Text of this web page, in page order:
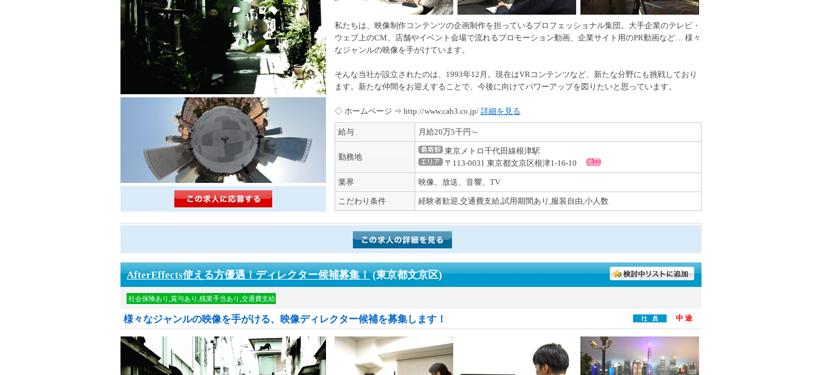
私たちは、映像制作コンテンツの企画制作を担っているプロフェッショナル集団。大手企業のテレビ・
ウェブ上のCM、店舗やイベント会場で流れるプロモーション動画、企業サイト用のPR動画など… 様々
なジャンルの映像を手がけています。
そんな当社が設立されたのは、1993年12月。現在はVRコンテンツなど、新たな分野にも挑戦しており
ます。新たな仲間をお迎えすることで、今後に向けてパワーアップを図りたいと思っています。
◇ ホームページ ⇒ http://www.cab3.co.jp/ 詳細を見る
給与 月給20万5千円～
勤務地
東京メトロ千代田線根津駅
〒113-0031 東京都文京区根津1-16-10
業界 映像、放送、音響、TV
こだわり条件 経験者歓迎,交通費支給,試用期間あり,服装自由,小人数
AfterEffects使える方優遇！ディレクター候補募集！(東京都文京区)
社会保険あり,賞与あり,残業手当あり,交通費支給
様々なジャンルの映像を手がける、映像ディレクター候補を募集します！ 中 途